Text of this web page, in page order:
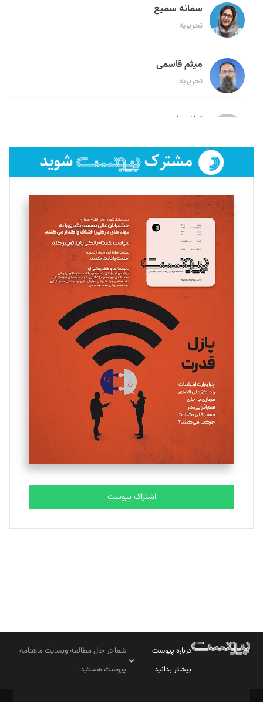
سمانه سمیع
تحریریه
میثم قاسمی
تحریریه
لیلا حنارود
فائزه فتحی رستمی
تحریریه
سروش کرمیان
تحریریه
مینا پاکدل
یسنا امان‌پور
تحریریه
ملینا جعفری
تحریریه
مصطفی مسجدی آرانی
تحریریه
بابک نقاش
تحریریه
اشتراک پیوست
درباره پیوست
بیشتر بدانید
شما در حال مطالعه وبسایت ماهنامه
پیوست هستید.